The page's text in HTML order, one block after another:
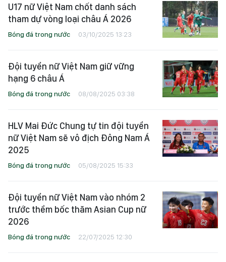
U17 nữ Việt Nam chốt danh sách
tham dự vòng loại châu Á 2026
Bóng đá trong nước 03/10/2025 13:23
Đội tuyển nữ Việt Nam giữ vững
hạng 6 châu Á
Bóng đá trong nước 08/08/2025 03:38
HLV Mai Đức Chung tự tin đội tuyển
nữ Việt Nam sẽ vô địch Đông Nam Á
2025
Bóng đá trong nước 05/08/2025 15:33
Đội tuyển nữ Việt Nam vào nhóm 2
trước thềm bốc thăm Asian Cup nữ
2026
Bóng đá trong nước 22/07/2025 12:30